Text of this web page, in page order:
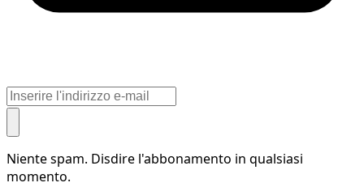
Niente spam. Disdire l'abbonamento in qualsiasi
momento.